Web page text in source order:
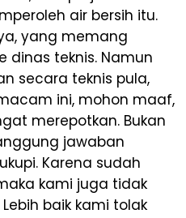
air bersih itu.
yang memang
dinas teknis. Namun
secara teknis pula,
ini, mohon maaf,
merepotkan. Bukan
jawaban
Karena sudah
kami juga tidak
baik kami tolak